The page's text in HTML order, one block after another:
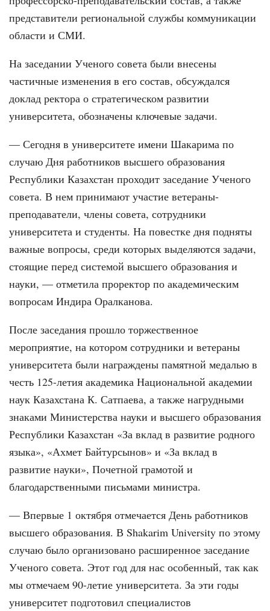
представители региональной службы коммуникации
области и СМИ.
На заседании Ученого совета были внесены
частичные изменения в его состав, обсуждался
доклад ректора о стратегическом развитии
университета, обозначены ключевые задачи.
— Сегодня в университете имени Шакарима по
случаю Дня работников высшего образования
Республики Казахстан проходит заседание Ученого
совета. В нем принимают участие ветераны-
преподаватели, члены совета, сотрудники
университета и студенты. На повестке дня подняты
важные вопросы, среди которых выделяются задачи,
стоящие перед системой высшего образования и
науки, — отметила проректор по академическим
вопросам Индира Оралканова.
После заседания прошло торжественное
мероприятие, на котором сотрудники и ветераны
университета были награждены памятной медалью в
честь 125-летия академика Национальной академии
наук Казахстана К. Сатпаева, а также нагрудными
знаками Министерства науки и высшего образования
Республики Казахстан «За вклад в развитие родного
языка», «Ахмет Байтурсынов» и «За вклад в
развитие науки», Почетной грамотой и
благодарственными письмами министра.
— Впервые 1 октября отмечается День работников
высшего образования. В Shakarim University по этому
случаю было организовано расширенное заседание
Ученого совета. Этот год для нас особенный, так как
мы отмечаем 90-летие университета. За эти годы
университет подготовил специалистов